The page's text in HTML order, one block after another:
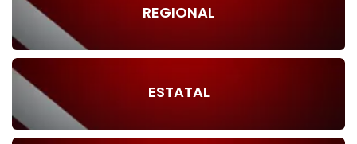
REGIONAL
ESTATAL